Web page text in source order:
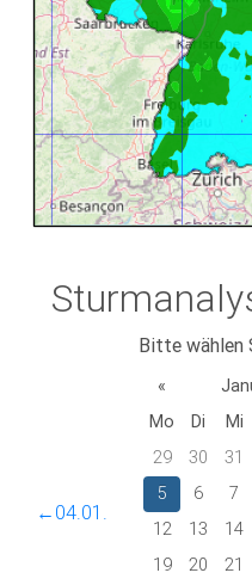
Bitte wählen
←04.01.
«
Mo
Di Mi
29
30 31
5
6 7
12
13 14
19
20 21